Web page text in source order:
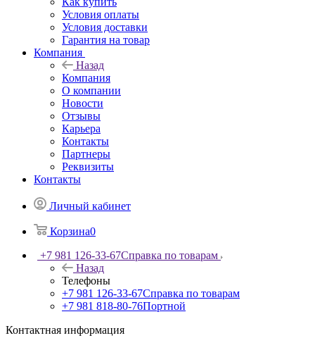
Условия оплаты
Условия доставки
Гарантия на товар
Компания
Назад
Компания
О компании
Новости
Отзывы
Карьера
Контакты
Партнеры
Реквизиты
Контакты
Личный кабинет
Корзина0
+7 981 126-33-67Справка по товарам
Назад
Телефоны
+7 981 126-33-67Справка по товарам
+7 981 818-80-76Портной
Контактная информация